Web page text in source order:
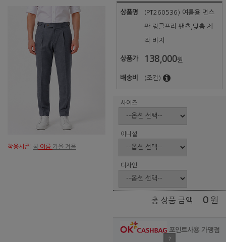
착용시즌: 봄 여름 가을 겨울
상품명 (PT260536) 여름용 면스
판 링클프리 팬츠,맞춤 제
작 바지
상품가 138,000원
배송비 (조건)
사이즈
이니셜
디자인
총 상품 금액 0 원
포인트사용 가맹점
?